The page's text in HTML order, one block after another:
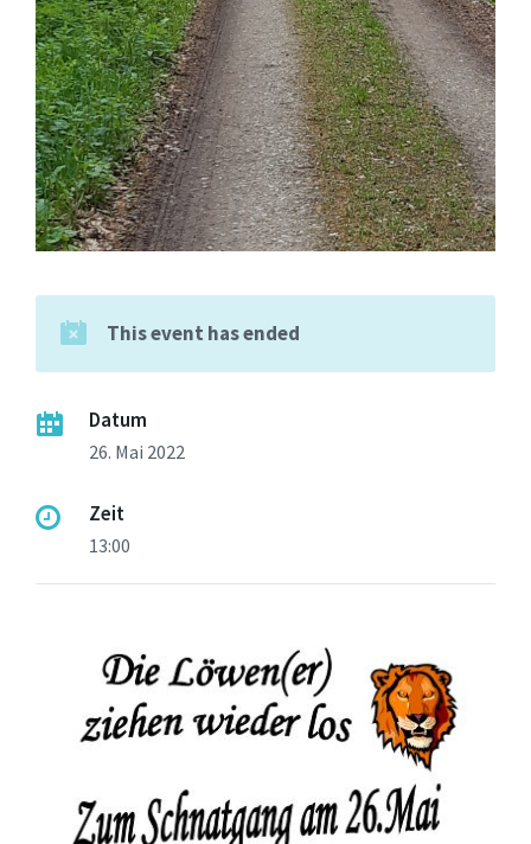
This event has ended
Datum
26. Mai 2022
Zeit
13:00